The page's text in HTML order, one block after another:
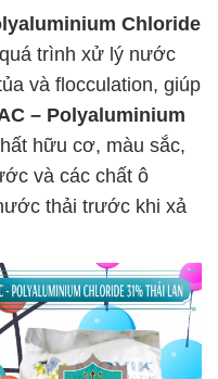
Chloride
trình xử lý nước
và flocculation, giúp
– Polyaluminium
hữu cơ, màu sắc,
và các chất ô
thải trước khi xả